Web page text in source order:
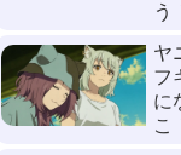
う
ヤ
フ
に
こ